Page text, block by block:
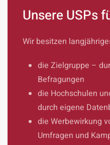
Unsere USPs
Wir besitzen
die Zielgruppe –
Befragungen
die Hochschulen
durch eigene
die Werbewirkung
Umfragen und